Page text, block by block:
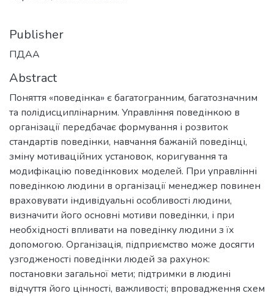
Publisher
ПДАА
Abstract
Поняття «поведінка» є багатогранним, багатозначним
та полідисциплінарним. Управління поведінкою в
організації передбачає формування і розвиток
стандартів поведінки, навчання бажаній поведінці,
зміну мотиваційних установок, коригування та
модифікацію поведінкових моделей. При управлінні
поведінкою людини в організації менеджер повинен
враховувати індивідуальні особливості людини,
визначити його основні мотиви поведінки, і при
необхідності впливати на поведінку людини з їх
допомогою. Організація, підприємство може досягти
узгодженості поведінки людей за рахунок:
постановки загальної мети; підтримки в людині
відчуття його цінності, важливості; впровадження схем